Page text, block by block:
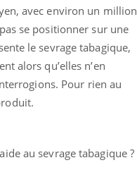
avec environ un million
se positionner sur une
le sevrage tabagique,
alors qu’elles n’en
Pour rien au
au sevrage tabagique ?